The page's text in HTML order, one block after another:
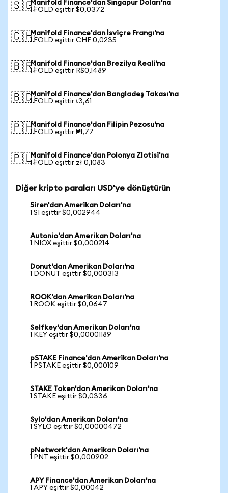
🇸🇬Manifold Finance'dan Singapur Doları'na
1 FOLD eşittir $0,0372
🇨🇭Manifold Finance'dan İsviçre Frangı'na
1 FOLD eşittir CHF 0,0235
🇧🇷Manifold Finance'dan Brezilya Reali'na
1 FOLD eşittir R$0,1489
🇧🇩Manifold Finance'dan Bangladeş Takası'na
1 FOLD eşittir ৳3,61
🇵🇭Manifold Finance'dan Filipin Pezosu'na
1 FOLD eşittir ₱1,77
🇵🇱Manifold Finance'dan Polonya Zlotisi'na
1 FOLD eşittir zł 0,1083
Diğer kripto paraları USD'ye dönüştürün
Siren'dan Amerikan Doları'na
1 SI eşittir $0,002944
Autonio'dan Amerikan Doları'na
1 NIOX eşittir $0,000214
Donut'dan Amerikan Doları'na
1 DONUT eşittir $0,000313
ROOK'dan Amerikan Doları'na
1 ROOK eşittir $0,0647
Selfkey'dan Amerikan Doları'na
1 KEY eşittir $0,00001189
pSTAKE Finance'dan Amerikan Doları'na
1 PSTAKE eşittir $0,000109
STAKE Token'dan Amerikan Doları'na
1 STAKE eşittir $0,0336
Sylo'dan Amerikan Doları'na
1 SYLO eşittir $0,00000472
pNetwork'dan Amerikan Doları'na
1 PNT eşittir $0,000902
APY Finance'dan Amerikan Doları'na
1 APY eşittir $0,00042